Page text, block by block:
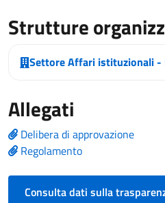
Strutture
Settore Affari istituzionali -
Allegati
Delibera di approvazione
Regolamento
Consulta dati sulla